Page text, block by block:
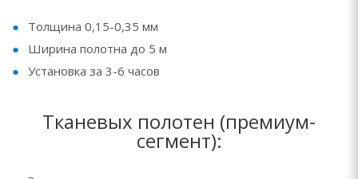
Толщина 0,15-0,35 мм
Ширина полотна до 5 м
Установка за 3-6 часов
Тканевых полотен (премиум-
сегмент):